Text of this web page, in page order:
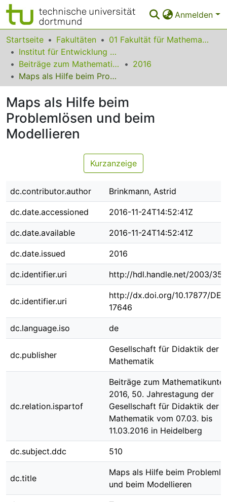
Anmelden
Bereiche & Sammlungen
Das gesamte Repositorium
Statistiken
FAQ
Leitlinien
Zurück zur Startseite
Startseite Fakultäten
01 Fakultät für Mathematik
Institut für Entwicklung und Erforschung des Mathematikunterrichts
Beiträge zum Mathematikunterricht
2016
Maps als Hilfe beim Problemlösen und beim Modellieren
Maps als Hilfe beim
Problemlösen und beim
Modellieren
Kurzanzeige
dc.contributor.author Brinkmann, Astrid
dc.date.accessioned 2016-11-24T14:52:41Z
dc.date.available 2016-11-24T14:52:41Z
dc.date.issued 2016
dc.identifier.uri http://hdl.handle.net/2003/
dc.identifier.uri
http://dx.doi.org/10.17877/
17646
dc.language.iso de
dc.publisher
Gesellschaft für Didaktik der
Mathematik
dc.relation.ispartof
Beiträge zum
2016, 50. Jahrestagung der
Gesellschaft für Didaktik der
Mathematik vom 07.03. bis
11.03.2016 in Heidelberg
dc.subject.ddc 510
dc.title
Maps als Hilfe beim
und beim Modellieren